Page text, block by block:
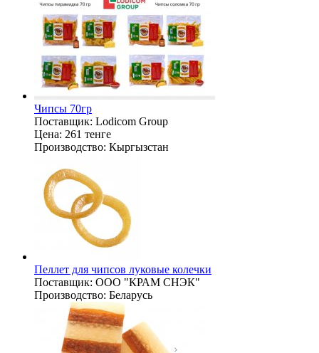
Чипсы 70гр
Поставщик: Lodicom Group
Цена: 261 тенге
Производство: Кыргызстан
Пеллет для чипсов луковые колечки
Поставщик: ООО "КРАМ СНЭК"
Производство: Беларусь